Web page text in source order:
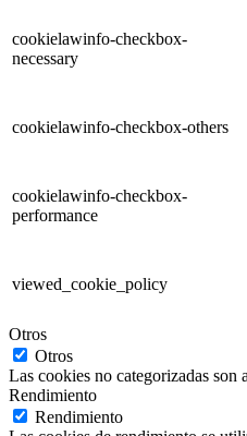
cookielawinfo-checkbox-
necessary
cookielawinfo-checkbox-others
cookielawinfo-checkbox-
performance
viewed_cookie_policy
Otros
Otros
Las cookies no categorizadas son
Rendimiento
Rendimiento